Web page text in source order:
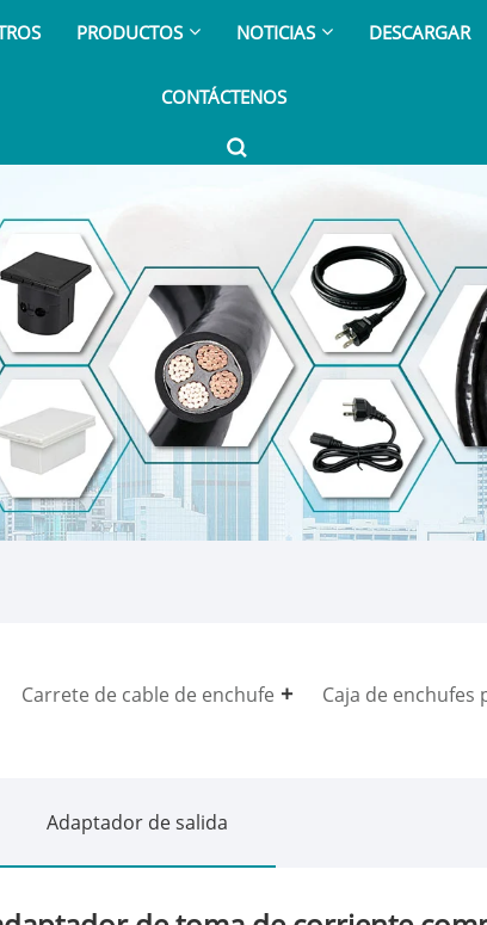
PRODUCTOS NOTICIAS DESCARGAR
CONTÁCTENOS
Carrete de cable de enchufe Caja de enchufes
Adaptador de salida